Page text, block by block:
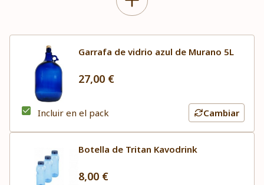
Garrafa de vidrio azul de Murano 5L
27,00 €
Incluir en el pack Cambiar
Botella de Tritan Kavodrink
8,00 €